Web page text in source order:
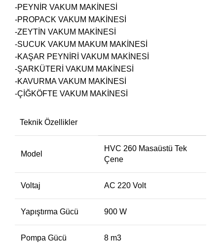
-PEYNİR VAKUM MAKİNESİ
-PROPACK VAKUM MAKİNESİ
-ZEYTİN VAKUM MAKİNESİ
-SUCUK VAKUM MAKUM MAKİNESİ
-KAŞAR PEYNİRİ VAKUM MAKİNESİ
-ŞARKÜTERİ VAKUM MAKİNESİ
-KAVURMA VAKUM MAKİNESİ
-ÇİĞKÖFTE VAKUM MAKİNESİ
Teknik Özellikler
Model
HVC 260 Masaüstü Tek
Çene
Voltaj AC 220 Volt
Yapıştırma Gücü 900 W
Pompa Gücü 8 m3